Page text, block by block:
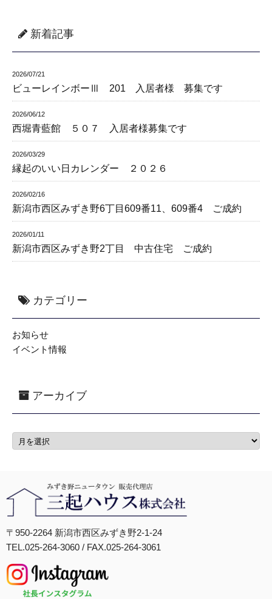
新着記事
2026/07/21
ビューレインボーⅢ 201 入居者様 募集です
2026/06/12
西堀青藍館 ５０７ 入居者様募集です
2026/03/29
縁起のいい日カレンダー ２０２６
2026/02/16
新潟市西区みずき野6丁目609番11、609番4 ご成約
2026/01/11
新潟市西区みずき野2丁目 中古住宅 ご成約
カテゴリー
お知らせ
イベント情報
アーカイブ
〒950-2264 新潟市西区みずき野2-1-24
TEL.025-264-3060 / FAX.025-264-3061